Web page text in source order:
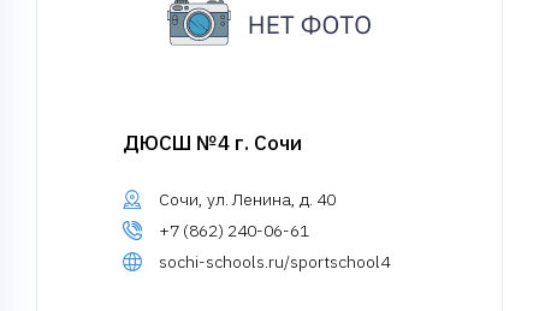
ДЮСШ №4 г. Сочи
Сочи, ул. Ленина, д. 40
+7 (862) 240-06-61
sochi-schools.ru/sportschool4